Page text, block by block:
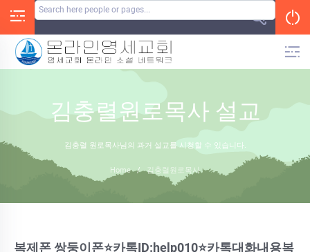
김충렬원로목사 설교
김충렬 원로목사님의 과거 설교를 시청할 수 있습니다.
Home / 김충렬원로목사
복제폰 쌍둥이폰⭐카톡ID:help010⭐카톡대화내용복